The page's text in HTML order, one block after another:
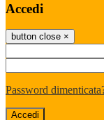
Accedi
button close ×
Password